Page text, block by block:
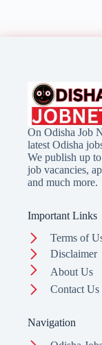
On Odisha Job
latest Odisha
We publish up
job vacancies,
and much more.
Important Links
Terms of
Disclaimer
About Us
Contact Us
Navigation